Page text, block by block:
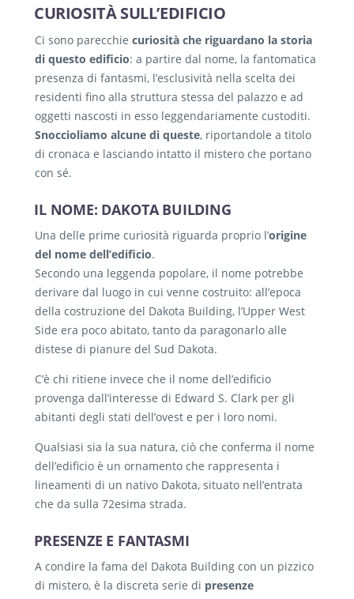
CURIOSITÀ SULL’EDIFICIO
Ci sono parecchie curiosità che riguardano la storia
di questo edificio: a partire dal nome, la fantomatica
presenza di fantasmi, l’esclusività nella scelta dei
residenti fino alla struttura stessa del palazzo e ad
oggetti nascosti in esso leggendariamente custoditi.
Snoccioliamo alcune di queste, riportandole a titolo
di cronaca e lasciando intatto il mistero che portano
con sé.
IL NOME: DAKOTA BUILDING
Una delle prime curiosità riguarda proprio l’origine
del nome dell’edificio.
Secondo una leggenda popolare, il nome potrebbe
derivare dal luogo in cui venne costruito: all’epoca
della costruzione del Dakota Building, l’Upper West
Side era poco abitato, tanto da paragonarlo alle
distese di pianure del Sud Dakota.
C’è chi ritiene invece che il nome dell’edificio
provenga dall’interesse di Edward S. Clark per gli
abitanti degli stati dell’ovest e per i loro nomi.
Qualsiasi sia la sua natura, ciò che conferma il nome
dell’edificio è un ornamento che rappresenta i
lineamenti di un nativo Dakota, situato nell’entrata
che da sulla 72esima strada.
PRESENZE E FANTASMI
A condire la fama del Dakota Building con un pizzico
di mistero, è la discreta serie di presenze